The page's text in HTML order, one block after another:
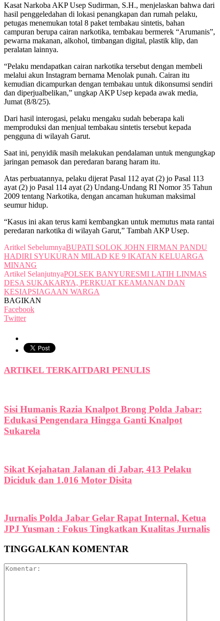
Kasat Narkoba AKP Usep Sudirman, S.H., menjelaskan bahwa dari
hasil penggeledahan di lokasi penangkapan dan rumah pelaku,
petugas menemukan total 8 paket tembakau sintetis, bahan
campuran berupa cairan narkotika, tembakau bermerek “Arumanis”,
pewarna makanan, alkohol, timbangan digital, plastik klip, dan
peralatan lainnya.
“Pelaku mendapatkan cairan narkotika tersebut dengan membeli
melalui akun Instagram bernama Menolak punah. Cairan itu
kemudian dicampurkan dengan tembakau untuk dikonsumsi sendiri
dan diperjualbelikan,” ungkap AKP Usep kepada awak media,
Jumat (8/8/25).
Dari hasil interogasi, pelaku mengaku sudah beberapa kali
memproduksi dan menjual tembakau sintetis tersebut kepada
pengguna di wilayah Garut.
Saat ini, penyidik masih melakukan pendalaman untuk mengungkap
jaringan pemasok dan peredaran barang haram itu.
Atas perbuatannya, pelaku dijerat Pasal 112 ayat (2) jo Pasal 113
ayat (2) jo Pasal 114 ayat (2) Undang-Undang RI Nomor 35 Tahun
2009 tentang Narkotika, dengan ancaman hukuman maksimal
seumur hidup.
“Kasus ini akan terus kami kembangkan untuk memutus mata rantai
peredaran narkotika di wilayah Garut,” Tambah AKP Usep.
Aritkel SebelumnyaBUPATI SOLOK JOHN FIRMAN PANDU
HADIRI SYUKURAN MILAD KE 9 IKATAN KELUARGA
MINANG
Artikel SelanjutnyaPOLSEK BANYURESMI LATIH LINMAS
DESA SUKAKARYA, PERKUAT KEAMANAN DAN
KESIAPSIAGAAN WARGA
BAGIKAN
Facebook
Twitter
ARTIKEL TERKAITDARI PENULIS
Sisi Humanis Razia Knalpot Brong Polda Jabar:
Edukasi Pengendara Hingga Ganti Knalpot
Sukarela
Sikat Kejahatan Jalanan di Jabar, 413 Pelaku
Diciduk dan 1.016 Motor Disita
Jurnalis Polda Jabar Gelar Rapat Internal, Ketua
JPJ Yusman : Fokus Tingkatkan Kualitas Jurnalis
TINGGALKAN KOMENTAR